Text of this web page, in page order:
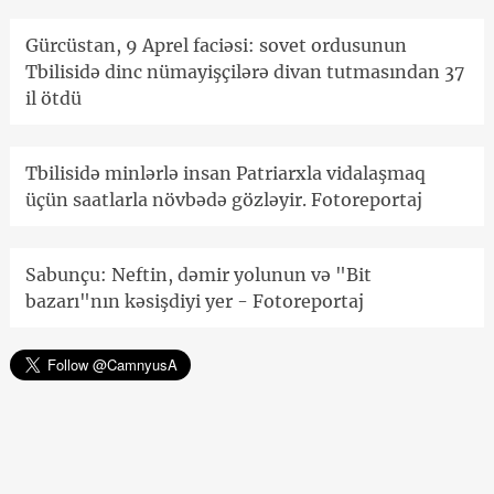
Gürcüstan, 9 Aprel faciəsi: sovet ordusunun
Tbilisidə dinc nümayişçilərə divan tutmasından 37
il ötdü
Tbilisidə minlərlə insan Patriarxla vidalaşmaq
üçün saatlarla növbədə gözləyir. Fotoreportaj
Sabunçu: Neftin, dəmir yolunun və "Bit
bazarı"nın kəsişdiyi yer - Fotoreportaj